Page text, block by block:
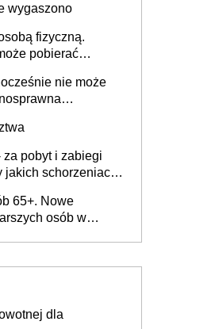
wygaszono
fizyczną.
pobierać
nie może
za pobyt i zabiegi
jakich schorzeniach
uzyskać
65+. Nowe
osób w
dla